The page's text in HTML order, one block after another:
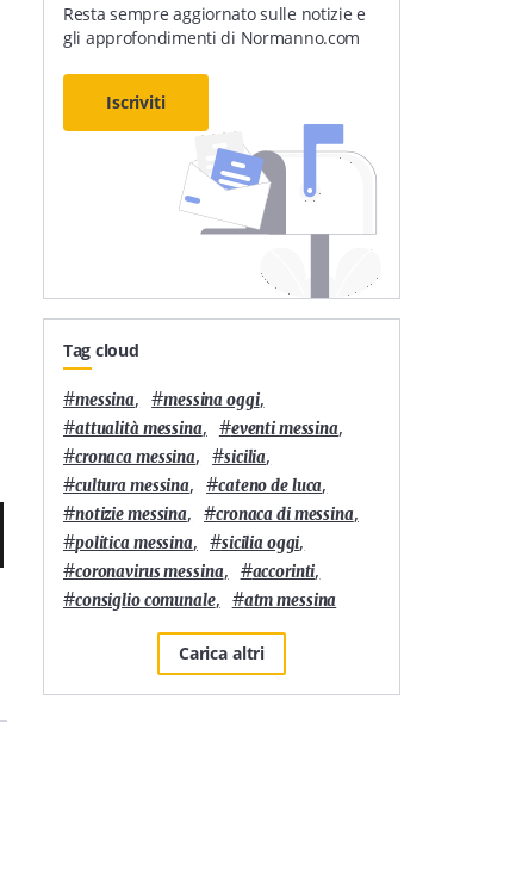
Resta sempre aggiornato sulle notizie e
gli approfondimenti di Normanno.com
Iscriviti
Tag cloud
#messina, #messina oggi,
#attualità messina, #eventi messina,
#cronaca messina, #sicilia,
#cultura messina, #cateno de luca,
#notizie messina, #cronaca di messina,
#politica messina, #sicilia oggi,
#coronavirus messina, #accorinti,
#consiglio comunale, #atm messina
Carica altri